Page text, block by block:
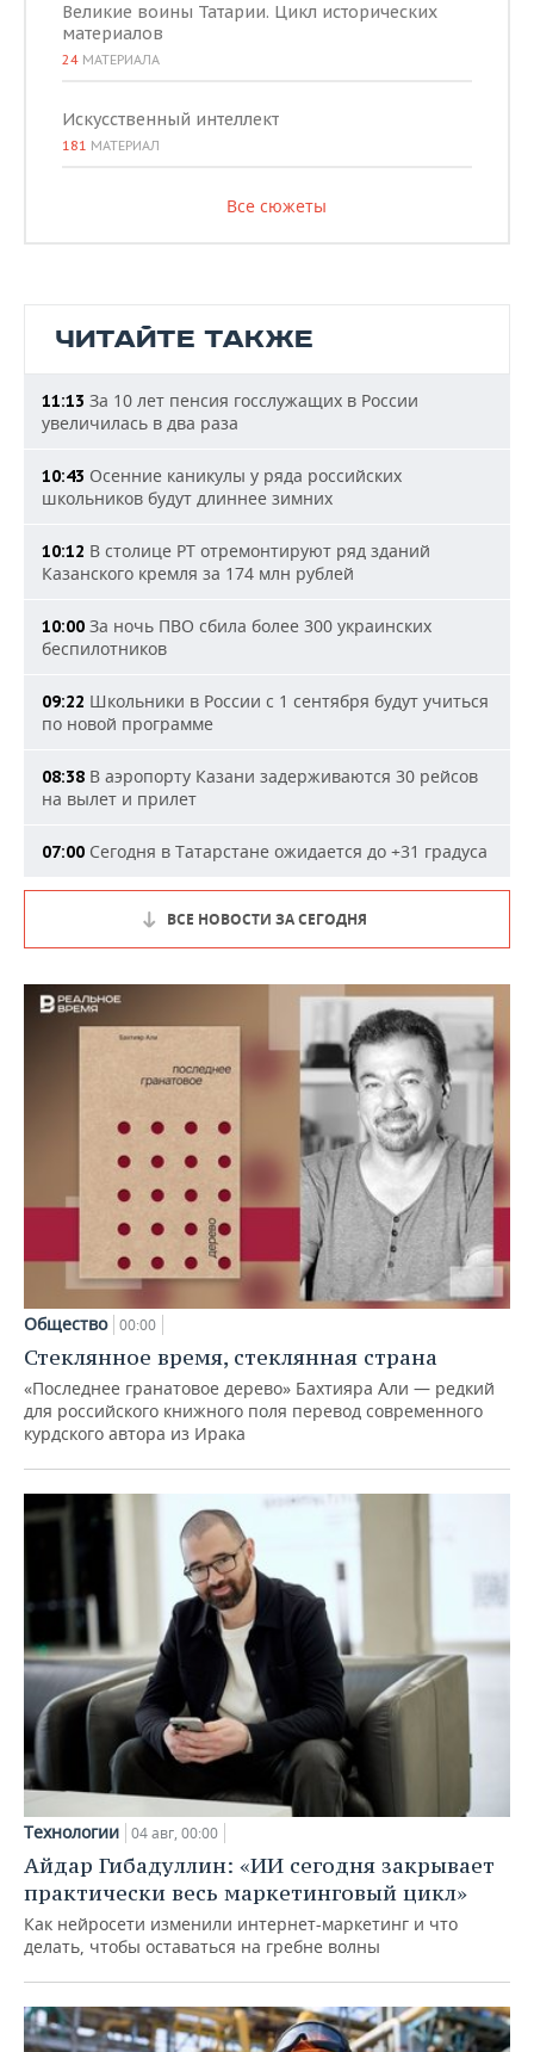
Великие воины Татарии. Цикл исторических
материалов
24 МАТЕРИАЛА
Искусственный интеллект
181 МАТЕРИАЛ
Все сюжеты
ЧИТАЙТЕ ТАКЖЕ
11:13 За 10 лет пенсия госслужащих в России
увеличилась в два раза
10:43 Осенние каникулы у ряда российских
школьников будут длиннее зимних
10:12 В столице РТ отремонтируют ряд зданий
Казанского кремля за 174 млн рублей
10:00 За ночь ПВО сбила более 300 украинских
беспилотников
09:22 Школьники в России с 1 сентября будут учиться
по новой программе
08:38 В аэропорту Казани задерживаются 30 рейсов
на вылет и прилет
07:00 Сегодня в Татарстане ожидается до +31 градуса
ВСЕ НОВОСТИ ЗА СЕГОДНЯ
Общество 00:00
Стеклянное время, стеклянная страна
«Последнее гранатовое дерево» Бахтияра Али — редкий
для российского книжного поля перевод современного
курдского автора из Ирака
Технологии 04 авг, 00:00
Айдар Гибадуллин: «ИИ сегодня закрывает
практически весь маркетинговый цикл»
Как нейросети изменили интернет-маркетинг и что
делать, чтобы оставаться на гребне волны